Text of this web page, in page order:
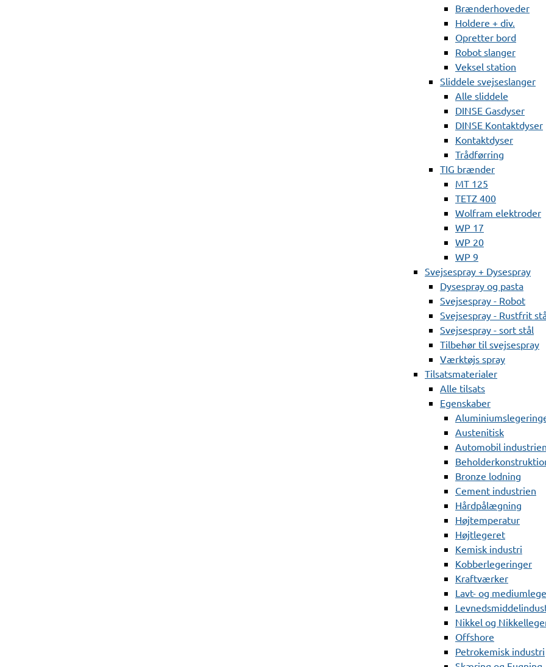
Brænderhoveder
Holdere + div.
Opretter bord
Robot slanger
Veksel station
Sliddele svejseslanger
Alle sliddele
DINSE Gasdyser
DINSE Kontaktdyser
Kontaktdyser
Trådførring
TIG brænder
MT 125
TETZ 400
Wolfram elektroder
WP 17
WP 20
WP 9
Svejsespray + Dysespray
Dysespray og pasta
Svejsespray - Robot
Svejsespray - Rustfrit
Svejsespray - sort stål
Tilbehør til svejsespray
Værktøjs spray
Tilsatsmaterialer
Alle tilsats
Egenskaber
Austenitisk
Automobil industrien
Bronze lodning
Cement industrien
Hårdpålægning
Højtemperatur
Højtlegeret
Kemisk industri
Kobberlegeringer
Kraftværker
Lavt- og
Nikkel og
Offshore
Petrokemisk industri